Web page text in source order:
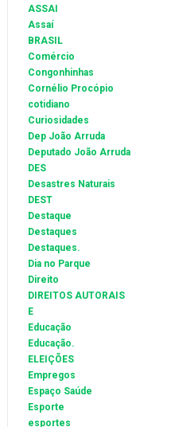
ASSAI
Assaí
BRASIL
Comércio
Congonhinhas
Cornélio Procópio
cotidiano
Curiosidades
Dep João Arruda
Deputado João Arruda
DES
Desastres Naturais
DEST
Destaque
Destaques
Destaques.
Dia no Parque
Direito
DIREITOS AUTORAIS
E
Educação
Educação.
ELEIÇÕES
Empregos
Espaço Saúde
Esporte
esportes